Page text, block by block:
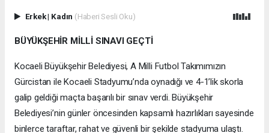
Erkek| Kadın (Haberi Sesli Oku)
BÜYÜKŞEHİR MİLLİ SINAVI GEÇTİ
Kocaeli Büyükşehir Belediyesi, A Milli Futbol Takımımızın
Gürcistan ile Kocaeli Stadyumu’nda oynadığı ve 4-1’lik skorla
galip geldiği maçta başarılı bir sınav verdi. Büyükşehir
Belediyesi’nin günler öncesinden kapsamlı hazırlıkları sayesinde
binlerce taraftar, rahat ve güvenli bir şekilde stadyuma ulaştı.